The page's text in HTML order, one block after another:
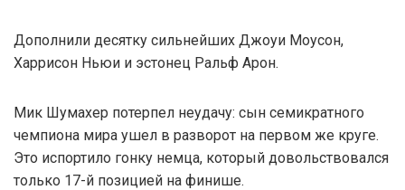
Дополнили десятку сильнейших Джоуи Моусон,
Харрисон Ньюи и эстонец Ральф Арон.
Мик Шумахер потерпел неудачу: сын семикратного
чемпиона мира ушел в разворот на первом же круге.
Это испортило гонку немца, который довольствовался
только 17-й позицией на финише.